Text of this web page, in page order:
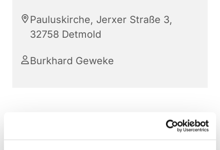
Pauluskirche, Jerxer Straße 3,
32758 Detmold
Burkhard Geweke